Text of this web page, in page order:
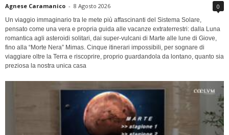
Agnese Caramanico - 8 Agosto 2026 0
Un viaggio immaginario tra le mete più affascinanti del Sistema Solare,
pensato come una vera e propria guida alle vacanze extraterrestri: dalla Luna
romantica agli asteroidi solitari, dai super-vulcani di Marte alle lune di Giove,
fino alla “Morte Nera” Mimas. Cinque itinerari impossibili, per sognare di
viaggiare oltre la Terra e riscoprire, proprio guardandola da lontano, quanto sia
preziosa la nostra unica casa